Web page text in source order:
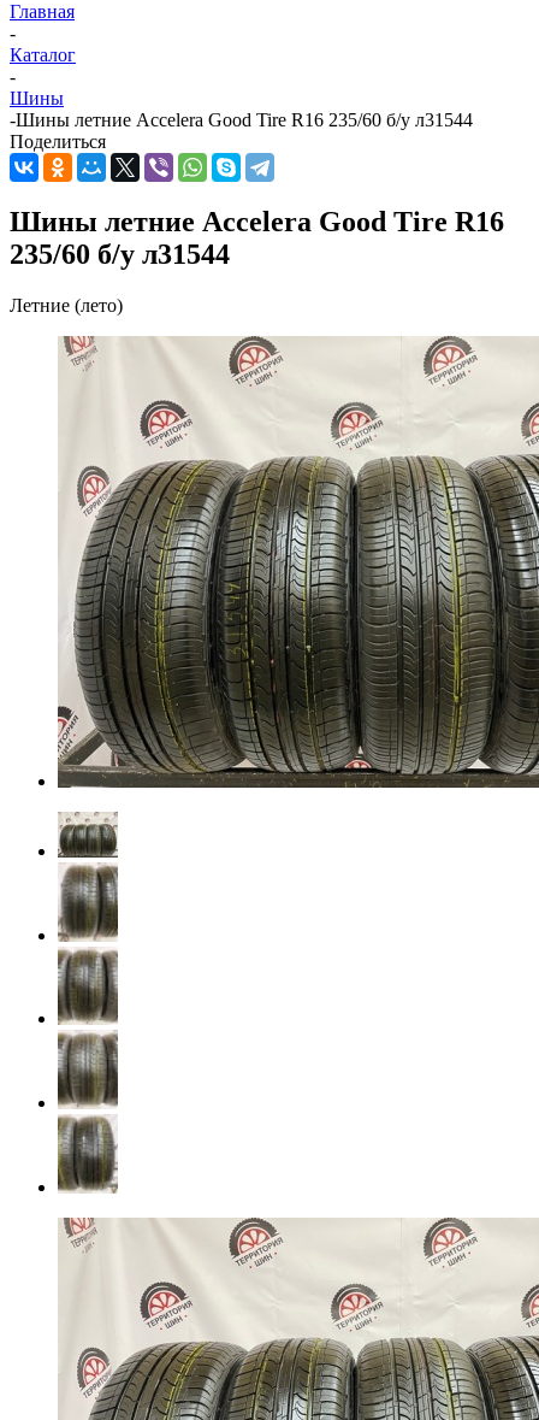
Главная
-
Каталог
-
Шины
-Шины летние Accelera Good Tire R16 235/60 б/у л31544
Поделиться
Шины летние Accelera Good Tire R16
235/60 б/у л31544
Летние (лето)